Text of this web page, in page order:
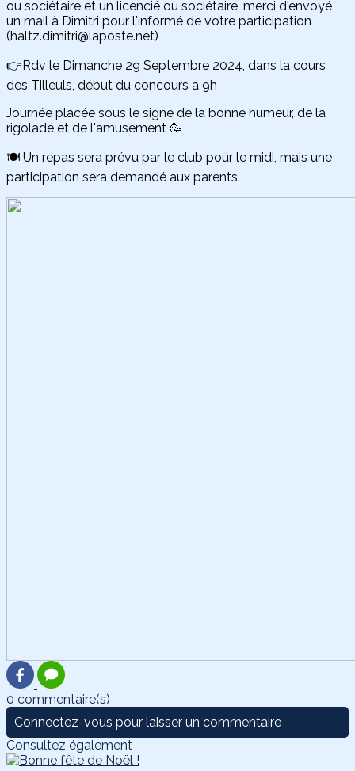
ou sociétaire et un licencié ou sociétaire, merci d'envoyé
un mail à Dimitri pour l'informé de votre participation
(haltz.dimitri@laposte.net)
👉Rdv le Dimanche 29 Septembre 2024, dans la cours
des Tilleuls, début du concours a 9h
Journée placée sous le signe de la bonne humeur, de la
rigolade et de l'amusement 🥳
🍽 Un repas sera prévu par le club pour le midi, mais une
participation sera demandé aux parents.
0 commentaire(s)
Connectez-vous pour laisser un commentaire
Consultez également